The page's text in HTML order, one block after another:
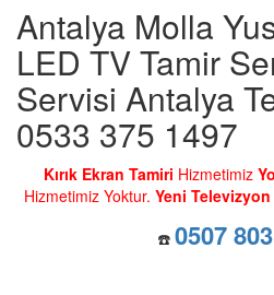
Antalya Molla
LED TV Tamir
Servisi Antalya
0533 375 1497
Kırık Ekran Tamiri Hizmetimiz
Hizmetimiz Yoktur. Yeni
☎️ 0507